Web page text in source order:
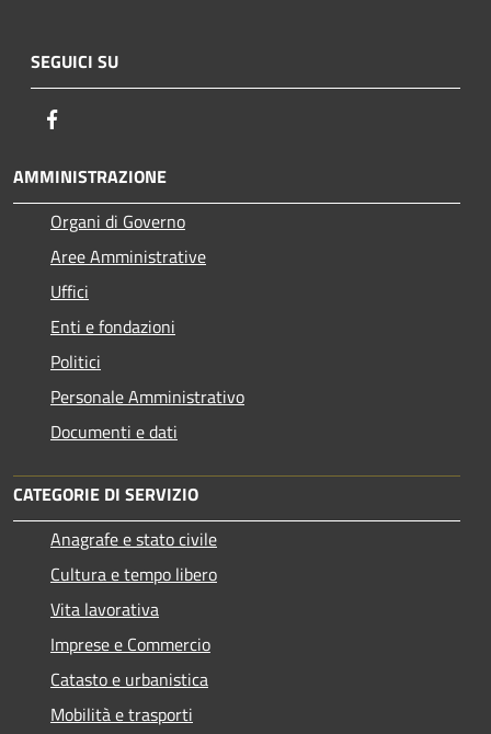
SEGUICI SU
AMMINISTRAZIONE
Organi di Governo
Aree Amministrative
Uffici
Enti e fondazioni
Politici
Personale Amministrativo
Documenti e dati
CATEGORIE DI SERVIZIO
Anagrafe e stato civile
Cultura e tempo libero
Vita lavorativa
Imprese e Commercio
Catasto e urbanistica
Mobilità e trasporti